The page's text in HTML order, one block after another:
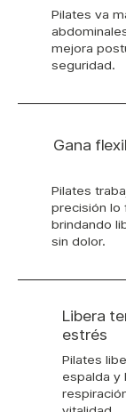
Pilates va
mejora
seguridad.
Gana
Pilates
precisión lo
brindando
sin dolor.
Libera
estrés
Pilates
espalda y